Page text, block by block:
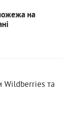
на
Wildberries та